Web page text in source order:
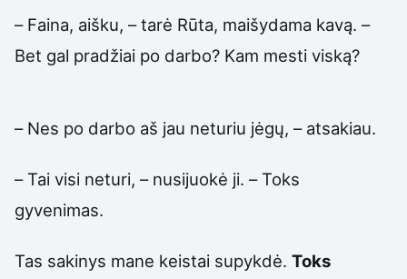
– Faina, aišku, – tarė Rūta, maišydama kavą. –
Bet gal pradžiai po darbo? Kam mesti viską?
– Nes po darbo aš jau neturiu jėgų, – atsakiau.
– Tai visi neturi, – nusijuokė ji. – Toks
gyvenimas.
Tas sakinys mane keistai supykdė. Toks